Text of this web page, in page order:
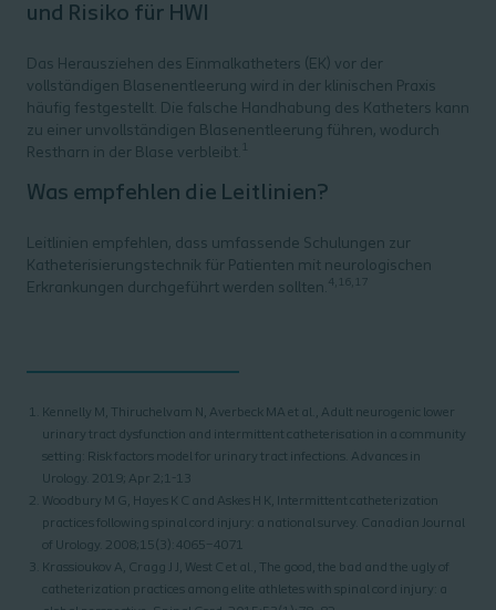
und Risiko für HWI
Das Herausziehen des Einmalkatheters (EK) vor der
vollständigen Blasenentleerung wird in der klinischen Praxis
häufig festgestellt. Die falsche Handhabung des Katheters kann
zu einer unvollständigen Blasenentleerung führen, wodurch
Restharn in der Blase verbleibt. 1
Was empfehlen die Leitlinien?
Leitlinien empfehlen, dass umfassende Schulungen zur
Katheterisierungstechnik für Patienten mit neurologischen
Erkrankungen durchgeführt werden sollten.
4,16,17
Kennelly M, Thiruchelvam N, Averbeck MA et al., Adult neurogenic lower
urinary tract dysfunction and intermittent catheterisation in a community
setting: Risk factors model for urinary tract infections. Advances in
Urology. 2019; Apr 2;1-13
Woodbury M G, Hayes K C and Askes H K, Intermittent catheterization
practices following spinal cord injury: a national survey. Canadian Journal
of Urology. 2008;15(3):4065–4071
Krassioukov A, Cragg J J, West C et al., The good, the bad and the ugly of
catheterization practices among elite athletes with spinal cord injury: a